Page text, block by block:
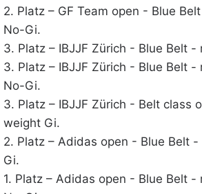
2. Platz – GF Team open - Blue
No-Gi.
3. Platz – IBJJF Zürich - Blue Belt
3. Platz – IBJJF Zürich - Blue Belt
No-Gi.
3. Platz – IBJJF Zürich - Belt class
weight Gi.
2. Platz – Adidas open - Blue Belt
Gi.
1. Platz – Adidas open - Blue Belt